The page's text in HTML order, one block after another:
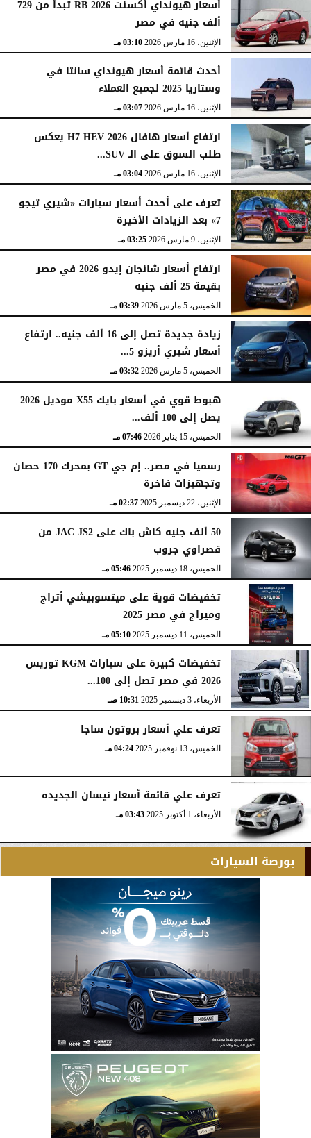
أسعار هيونداي أكسنت RB 2026 تبدأ من 729
ألف جنيه في مصر
الإثنين، 16 مارس 2026 03:10 مـ
أحدث قائمة أسعار هيونداي سانتا في
وستاريا 2025 لجميع العملاء
الإثنين، 16 مارس 2026 03:07 مـ
ارتفاع أسعار هافال H7 HEV 2026 يعكس
طلب السوق على الـ SUV...
الإثنين، 16 مارس 2026 03:04 مـ
تعرف على أحدث أسعار سيارات «شيري تيجو
7» بعد الزيادات الأخيرة
الإثنين، 9 مارس 2026 03:25 مـ
ارتفاع أسعار شانجان إيدو 2026 في مصر
بقيمة 25 ألف جنيه
الخميس، 5 مارس 2026 03:39 مـ
زيادة جديدة تصل إلى 16 ألف جنيه.. ارتفاع
أسعار شيري أريزو 5...
الخميس، 5 مارس 2026 03:32 مـ
هبوط قوي في أسعار بايك X55 موديل 2026
يصل إلى 100 ألف...
الخميس، 15 يناير 2026 07:46 مـ
رسميا في مصر.. إم جي GT بمحرك 170 حصان
وتجهيزات فاخرة
الإثنين، 22 ديسمبر 2025 02:37 مـ
50 ألف جنيه كاش باك على JAC JS2 من
قصراوي جروب
الخميس، 18 ديسمبر 2025 05:46 مـ
تخفيضات قوية على ميتسوبيشي أتراج
وميراج في مصر 2025
الخميس، 11 ديسمبر 2025 05:10 مـ
تخفيضات كبيرة على سيارات KGM توريس
2026 في مصر تصل إلى 100...
الأربعاء، 3 ديسمبر 2025 10:31 صـ
تعرف علي أسعار بروتون ساجا
الخميس، 13 نوفمبر 2025 04:24 مـ
تعرف علي قائمة أسعار نيسان الجديده
الأربعاء، 1 أكتوبر 2025 03:43 مـ
بورصة السيارات